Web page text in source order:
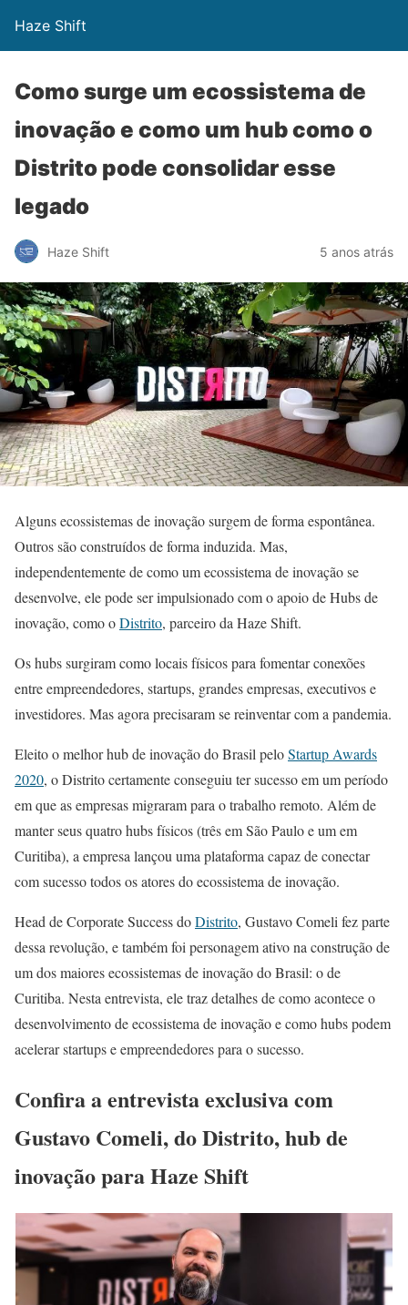
Haze Shift
Como surge um ecossistema de
inovação e como um hub como o
Distrito pode consolidar esse
legado
Haze Shift 5 anos atrás
Alguns ecossistemas de inovação surgem de forma espontânea.
Outros são construídos de forma induzida. Mas,
independentemente de como um ecossistema de inovação se
desenvolve, ele pode ser impulsionado com o apoio de Hubs de
inovação, como oDistrito, parceiro da Haze Shift.
Os hubs surgiram como locais físicos para fomentar conexões
entre empreendedores, startups, grandes empresas, executivos e
investidores. Mas agora precisaram se reinventar com a pandemia.
Eleito o melhor hub de inovação do Brasil peloStartup Awards
2020, o Distrito certamente conseguiu ter sucesso em um período
em que as empresas migraram para o trabalho remoto. Além de
manter seus quatro hubs físicos (três em São Paulo e um em
Curitiba), a empresa lançou uma plataforma capaz de conectar
com sucesso todos os atores do ecossistema de inovação.
Head de Corporate Success doDistrito, Gustavo Comeli fez parte
dessa revolução, e também foi personagem ativo na construção de
um dos maiores ecossistemas de inovação do Brasil: o de
Curitiba. Nesta entrevista, ele traz detalhes de como acontece o
desenvolvimento de ecossistema de inovação e como hubs podem
acelerar startups e empreendedores para o sucesso.
Confira a entrevista exclusiva com
Gustavo Comeli, do Distrito, hub de
inovação para Haze Shift